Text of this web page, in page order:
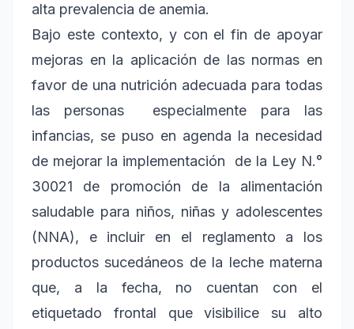
alta prevalencia de anemia.
Bajo este contexto, y con el fin de apoyar
mejoras en la aplicación de las normas en
favor de una nutrición adecuada para todas
las personas especialmente para las
infancias, se puso en agenda la necesidad
de mejorar la implementación de la Ley N.°
30021 de promoción de la alimentación
saludable para niños, niñas y adolescentes
(NNA), e incluir en el reglamento a los
productos sucedáneos de la leche materna
que, a la fecha, no cuentan con el
etiquetado frontal que visibilice su alto